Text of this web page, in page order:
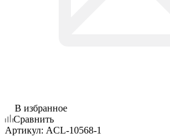
В избранное
Сравнить
Артикул: ACL-10568-1